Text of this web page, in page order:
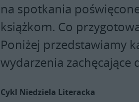
na spotkania
książkom. Co
Poniżej przedstawiamy
wydarzenia zachęcające
Cykl Niedziela Literacka